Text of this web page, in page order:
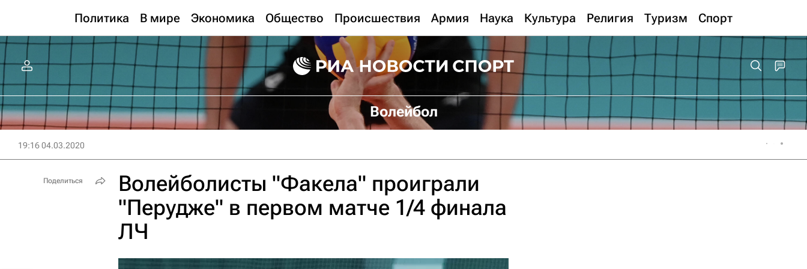
Политика В мире Экономика Общество Происшествия Армия Наука Культура Религия Туризм Спорт
Волейбол
19:16 04.03.2020
Волейболисты "Факела" проиграли
"Перудже" в первом матче 1/4 финала
ЛЧ
Поделиться